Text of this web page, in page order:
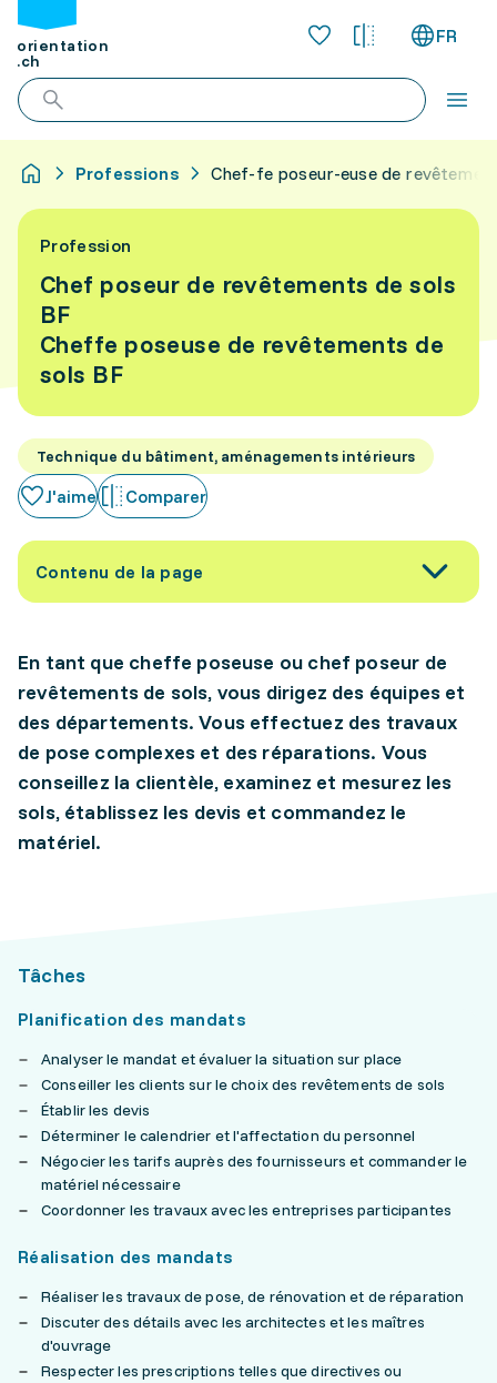
orientation
.ch
FR
Professions Chef-fe poseur-euse de
Profession
Chef poseur de revêtements de sols
BF
Cheffe poseuse de revêtements de
sols BF
Technique du bâtiment, aménagements intérieurs
J'aime Comparer
Contenu de la page
En tant que cheffe poseuse ou chef poseur de
revêtements de sols, vous dirigez des équipes et
des départements. Vous effectuez des travaux
de pose complexes et des réparations. Vous
conseillez la clientèle, examinez et mesurez les
sols, établissez les devis et commandez le
matériel.
Tâches
Planification des mandats
Analyser le mandat et évaluer la situation sur place
Conseiller les clients sur le choix des revêtements de sols
Établir les devis
Déterminer le calendrier et l'affectation du personnel
Négocier les tarifs auprès des fournisseurs et commander le
matériel nécessaire
Coordonner les travaux avec les entreprises participantes
Réalisation des mandats
Réaliser les travaux de pose, de rénovation et de réparation
Discuter des détails avec les architectes et les maîtres
d'ouvrage
Respecter les prescriptions telles que directives ou